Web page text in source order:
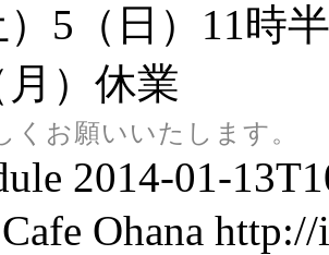
5（日）11時
）休業
くお願いいたします。
2014-01-
Cafe Ohana http://